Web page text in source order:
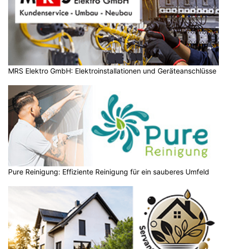
MRS Elektro GmbH: Elektroinstallationen und Geräteanschlüsse
Pure Reinigung: Effiziente Reinigung für ein sauberes Umfeld